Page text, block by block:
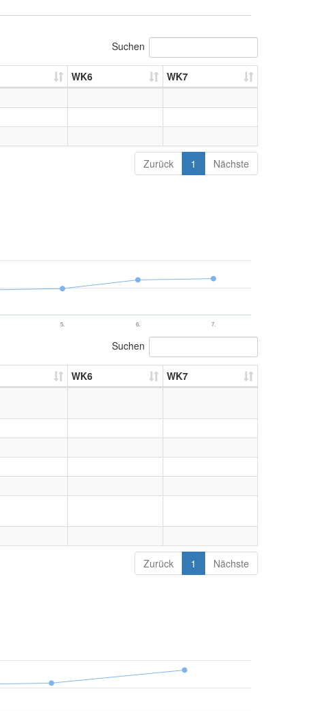
Suchen
WK6 WK7
Zurück 1 Nächste
5. 6. 7.
Suchen
WK6 WK7
Zurück 1 Nächste